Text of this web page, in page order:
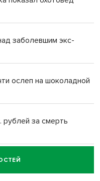
заболевшим экс-
ослеп на шоколадной
за смерть
за смерть